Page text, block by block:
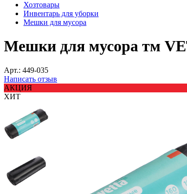
Хозтовары
Инвентарь для уборки
Мешки для мусора
Мешки для мусора тм
Арт.: 449-035
Написать отзыв
АКЦИЯ
ХИТ